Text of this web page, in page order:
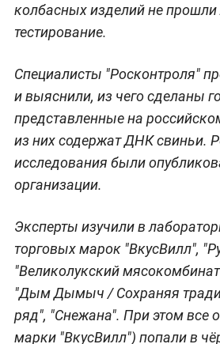
колбасных изделий не прошли
тестирование.
Специалисты "Росконтроля"
и выяснили, из чего сделаны
представленные на
из них содержат ДНК свиньи.
исследования были
организации.
Эксперты изучили в
торговых марок "ВкусВилл",
"Великолукский
"Дым Дымыч / Сохраняя
ряд", "Снежана". При этом все
марки "ВкусВилл") попали в